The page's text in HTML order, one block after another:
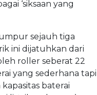
‘siksaan yang
sejauh tiga
ini dijatuhkan dari
roller seberat 22
yang sederhana tapi
baterai